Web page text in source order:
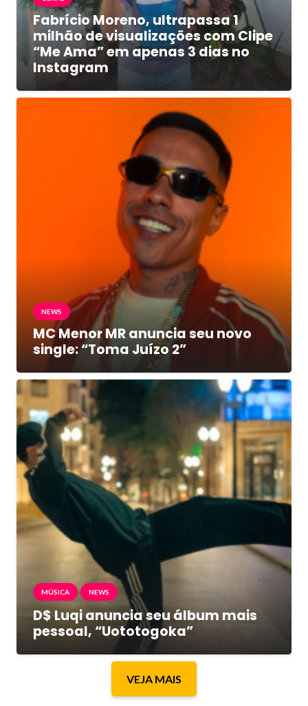
Fabrício Moreno, ultrapassa 1
milhão de visualizações com Clipe
“Me Ama” em apenas 3 dias no
Instagram
NEWS
MC Menor MR anuncia seu novo
single: “Toma Juízo 2”
MÚSICA NEWS
D$ Luqi anuncia seu álbum mais
pessoal, “Uototogoka”
VEJA MAIS